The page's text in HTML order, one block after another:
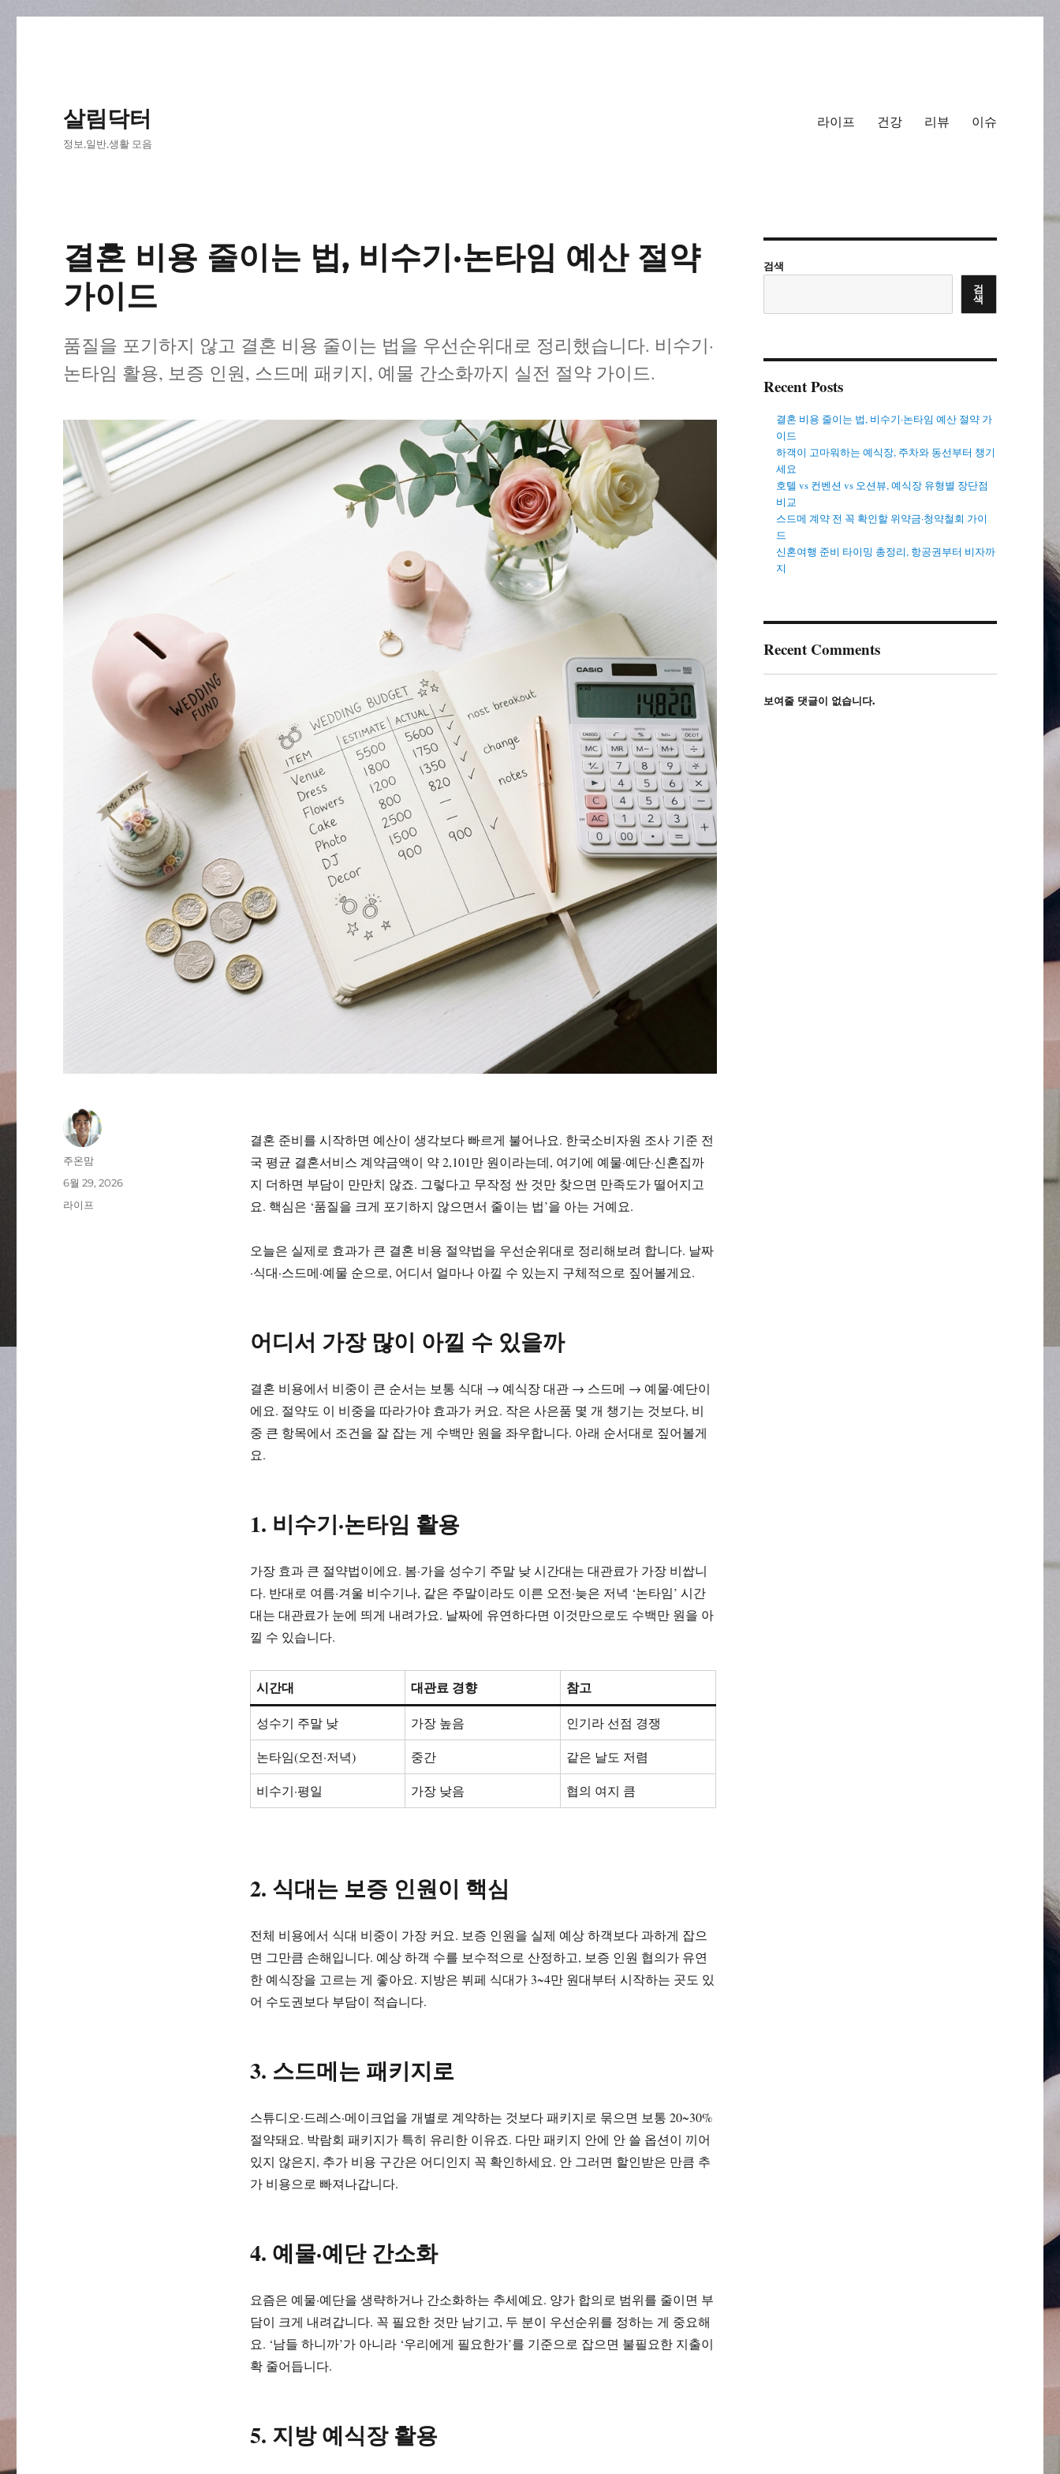
살림닥터
정보,일반,생활 모음
라이프 건강 리뷰 이슈
결혼 비용 줄이는 법, 비수기·논타임 예산 절약
가이드
품질을 포기하지 않고 결혼 비용 줄이는 법을 우선순위대로 정리했습니다. 비수기·
논타임 활용, 보증 인원, 스드메 패키지, 예물 간소화까지 실전 절약 가이드.
결혼 준비를 시작하면 예산이 생각보다 빠르게 불어나요. 한국소비자원 조사 기준 전
국 평균 결혼서비스 계약금액이 약 2,101만 원이라는데, 여기에 예물·예단·신혼집까
지 더하면 부담이 만만치 않죠. 그렇다고 무작정 싼 것만 찾으면 만족도가 떨어지고
요. 핵심은 ‘품질을 크게 포기하지 않으면서 줄이는 법’을 아는 거예요.
오늘은 실제로 효과가 큰 결혼 비용 절약법을 우선순위대로 정리해보려 합니다. 날짜
·식대·스드메·예물 순으로, 어디서 얼마나 아낄 수 있는지 구체적으로 짚어볼게요.
어디서 가장 많이 아낄 수 있을까
결혼 비용에서 비중이 큰 순서는 보통 식대 → 예식장 대관 → 스드메 → 예물·예단이
에요. 절약도 이 비중을 따라가야 효과가 커요. 작은 사은품 몇 개 챙기는 것보다, 비
중 큰 항목에서 조건을 잘 잡는 게 수백만 원을 좌우합니다. 아래 순서대로 짚어볼게
요.
1. 비수기·논타임 활용
가장 효과 큰 절약법이에요. 봄·가을 성수기 주말 낮 시간대는 대관료가 가장 비쌉니
다. 반대로 여름·겨울 비수기나, 같은 주말이라도 이른 오전·늦은 저녁 ‘논타임’ 시간
대는 대관료가 눈에 띄게 내려가요. 날짜에 유연하다면 이것만으로도 수백만 원을 아
낄 수 있습니다.
시간대 대관료 경향 참고
성수기 주말 낮 가장 높음 인기라 선점 경쟁
논타임(오전·저녁) 중간 같은 날도 저렴
비수기·평일 가장 낮음 협의 여지 큼
2. 식대는 보증 인원이 핵심
전체 비용에서 식대 비중이 가장 커요. 보증 인원을 실제 예상 하객보다 과하게 잡으
면 그만큼 손해입니다. 예상 하객 수를 보수적으로 산정하고, 보증 인원 협의가 유연
한 예식장을 고르는 게 좋아요. 지방은 뷔페 식대가 3~4만 원대부터 시작하는 곳도 있
어 수도권보다 부담이 적습니다.
3. 스드메는 패키지로
스튜디오·드레스·메이크업을 개별로 계약하는 것보다 패키지로 묶으면 보통 20~30%
절약돼요. 박람회 패키지가 특히 유리한 이유죠. 다만 패키지 안에 안 쓸 옵션이 끼어
있지 않은지, 추가 비용 구간은 어디인지 꼭 확인하세요. 안 그러면 할인받은 만큼 추
가 비용으로 빠져나갑니다.
4. 예물·예단 간소화
요즘은 예물·예단을 생략하거나 간소화하는 추세예요. 양가 합의로 범위를 줄이면 부
담이 크게 내려갑니다. 꼭 필요한 것만 남기고, 두 분이 우선순위를 정하는 게 중요해
요. ‘남들 하니까’가 아니라 ‘우리에게 필요한가’를 기준으로 잡으면 불필요한 지출이
확 줄어듭니다.
5. 지방 예식장 활용
글
쓴
이
주온맘
작
성
일
6월 29, 2026
카
라이프
검색
검
색
Recent Posts
결혼 비용 줄이는 법, 비수기·논타임 예산 절약 가
이드
하객이 고마워하는 예식장, 주차와 동선부터 챙기
세요
호텔 vs 컨벤션 vs 오션뷰, 예식장 유형별 장단점
비교
스드메 계약 전 꼭 확인할 위약금·청약철회 가이
드
신혼여행 준비 타이밍 총정리, 항공권부터 비자까
지
Recent Comments
보여줄 댓글이 없습니다.